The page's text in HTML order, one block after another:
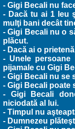
- Gigi Becali nu
- Dacă tu ai 1 leu
mulţi bani decât
- Gigi Becali nu o
plăcut.
- Dacă ai o
- Unele persoane
pijamale cu Gigi
- Gigi Becali nu se
- Gigi Becali poate
- Gigi Becali
niciodată al lui.
- Timpul nu
- Dumnezeu